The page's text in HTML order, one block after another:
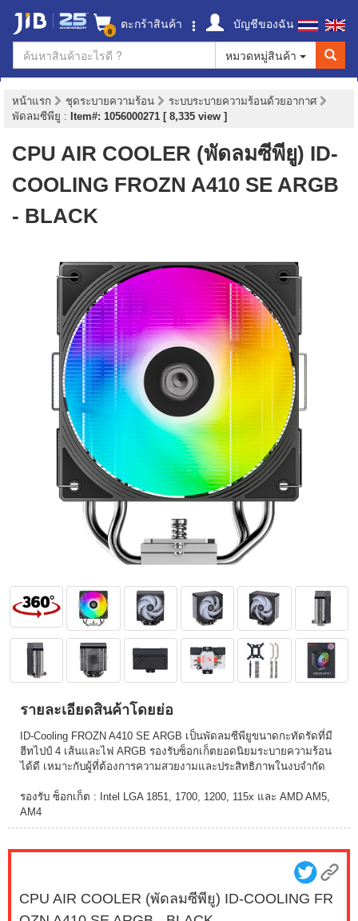
0 ตะกร้าสินค้า
บัญชีของฉัน
หมวดหมู่สินค้า
หน้าแรก ชุดระบายความร้อน
ระบบระบายความร้อนด้วยอากาศ
พัดลมซีพียู : Item#: 1056000271 [ 8,335 view ]
CPU AIR COOLER (พัดลมซีพียู) ID-
COOLING FROZN A410 SE ARGB
- BLACK
รายละเอียดสินค้าโดยย่อ
ID-Cooling FROZN A410 SE ARGB เป็นพัดลมซีพียูขนาดกะทัดรัดที่มี
ฮีทไปป์ 4 เส้นและไฟ ARGB รองรับซ็อกเก็ตยอดนิยมระบายความร้อน
ได้ดี เหมาะกับผู้ที่ต้องการความสวยงามและประสิทธิภาพในงบจำกัด
รองรับ ซ็อกเก็ต : Intel LGA 1851, 1700, 1200, 115x และ AMD AM5,
AM4
CPU AIR COOLER (พัดลมซีพียู) ID-COOLING FR